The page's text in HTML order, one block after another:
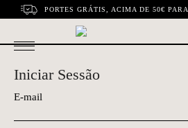
PORTES GRÁTIS, ACIMA DE 50€
Iniciar Sessão
E-mail